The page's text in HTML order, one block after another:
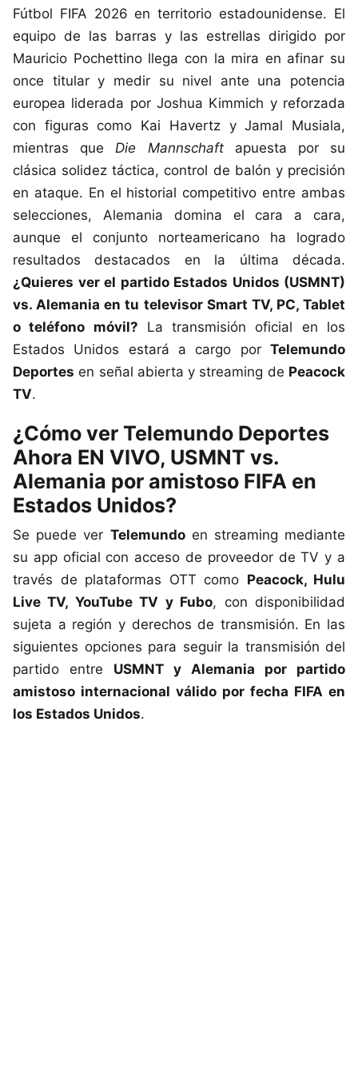
Fútbol FIFA 2026 en territorio estadounidense. El
equipo de las barras y las estrellas dirigido por
Mauricio Pochettino llega con la mira en afinar su
once titular y medir su nivel ante una potencia
europea liderada por Joshua Kimmich y reforzada
con figuras como Kai Havertz y Jamal Musiala,
mientras que Die Mannschaftapuesta por su
clásica solidez táctica, control de balón y precisión
en ataque. En el historial competitivo entre ambas
selecciones, Alemania domina el cara a cara,
aunque el conjunto norteamericano ha logrado
resultados destacados en la última década.
¿Quieres ver el partido Estados Unidos (USMNT)
vs. Alemania en tu televisor Smart TV, PC, Tablet
o teléfono móvil? La transmisión oficial en los
Estados Unidos estará a cargo por Telemundo
Deportes en señal abierta y streaming de Peacock
TV.
¿Cómo ver Telemundo Deportes
Ahora EN VIVO, USMNT vs.
Alemania por amistoso FIFA en
Estados Unidos?
Se puede ver Telemundoen streaming mediante
su app oficial con acceso de proveedor de TV y a
través de plataformas OTT como Peacock, Hulu
Live TV, YouTube TV y Fubo, con disponibilidad
sujeta a región y derechos de transmisión. En las
siguientes opciones para seguir la transmisión del
partido entre USMNT y Alemania por partido
amistoso internacional válido por fecha FIFA en
los Estados Unidos.